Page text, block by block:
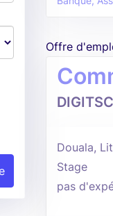
Offre
Douala,
Stage
pas